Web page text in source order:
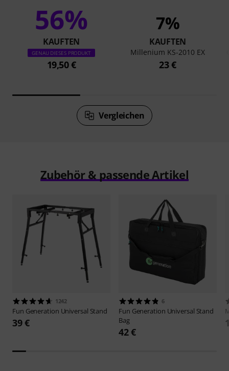
56%
KAUFTEN
GENAU DIESES PRODUKT
19,50 €
7%
KAUFTEN
Millenium KS-2010 EX
23 €
Vergleichen
Zubehör & passende Artikel
1242
Fun Generation Universal Stand
39 €
6
Fun Generation Universal Stand
Bag
42 €